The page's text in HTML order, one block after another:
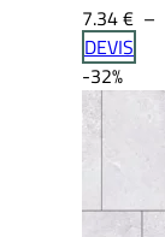
7.34€ –
DEVIS
-32%